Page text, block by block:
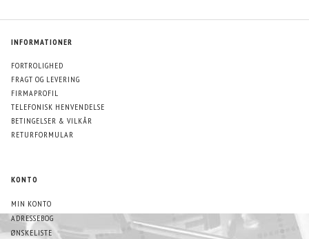
INFORMATIONER
FORTROLIGHED
FRAGT OG LEVERING
FIRMAPROFIL
TELEFONISK HENVENDELSE
BETINGELSER & VILKÅR
RETURFORMULAR
KONTO
MIN KONTO
ADRESSEBOG
ØNSKELISTE